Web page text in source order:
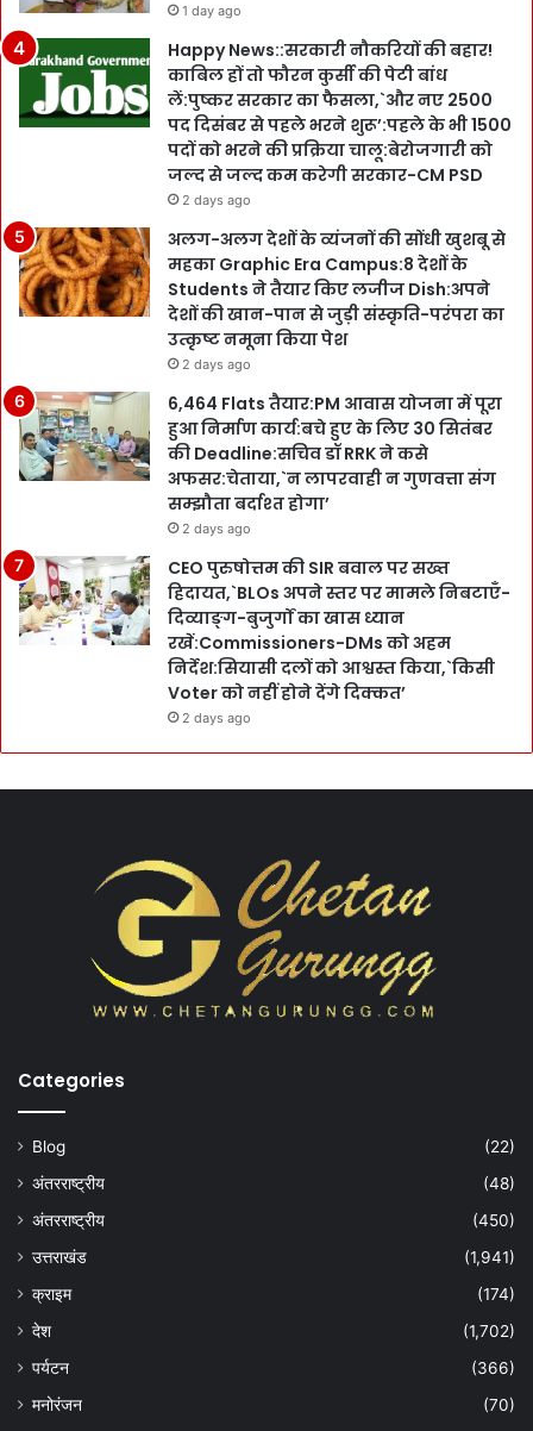
1 day ago
Happy News::सरकारी नौकरियों की बहार!
काबिल हों तो फौरन कुर्सी की पेटी बांध
लें:पुष्कर सरकार का फैसला,`और नए 2500
पद दिसंबर से पहले भरने शुरू’:पहले के भी 1500
पदों को भरने की प्रक्रिया चालू:बेरोजगारी को
जल्द से जल्द कम करेगी सरकार-CM PSD
2 days ago
अलग-अलग देशों के व्यंजनों की सोंधी खुशबू से
महका Graphic Era Campus:8 देशों के
Students ने तैयार किए लजीज Dish:अपने
देशों की खान-पान से जुड़ी संस्कृति-परंपरा का
उत्कृष्ट नमूना किया पेश
2 days ago
6,464 Flats तैयार:PM आवास योजना में पूरा
हुआ निर्माण कार्य:बचे हुए के लिए 30 सितंबर
की Deadline:सचिव डॉ RRK ने कसे
अफसर:चेताया,`न लापरवाही न गुणवत्ता संग
सम्झौता बर्दाश्त होगा’
2 days ago
CEO पुरुषोत्तम की SIR बवाल पर सख्त
हिदायत,`BLOs अपने स्तर पर मामले निबटाएँ-
दिव्याङ्ग-बुजुर्गों का खास ध्यान
रखें:Commissioners-DMs को अहम
निर्देश:सियासी दलों को आश्वस्त किया,`किसी
Voter को नहीं होने देंगे दिक्कत’
2 days ago
Categories
Blog
(22)
अंतरराष्ट्रीय
(48)
अंतरराष्ट्रीय
(450)
उत्तराखंड
(1,941)
क्राइम
(174)
देश
(1,702)
पर्यटन
(366)
मनोरंजन
(70)